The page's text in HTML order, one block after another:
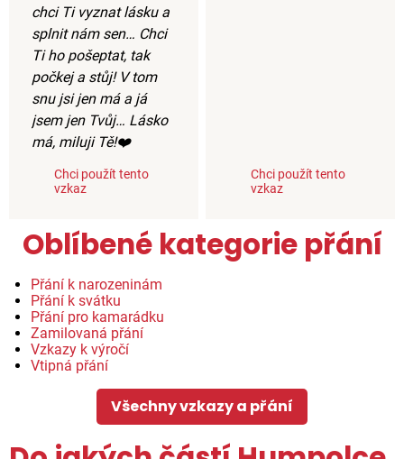
chci Ti vyznat lásku a
splnit nám sen… Chci
Ti ho pošeptat, tak
počkej a stůj! V tom
snu jsi jen má a já
jsem jen Tvůj… Lásko
má, miluji Tě!❤️
Chci použít tento
vzkaz
Chci použít tento
vzkaz
Oblíbené kategorie přání
Přání k narozeninám
Přání k svátku
Přání pro kamarádku
Zamilovaná přání
Vzkazy k výročí
Vtipná přání
Všechny vzkazy a přání